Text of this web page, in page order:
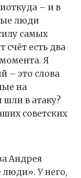
– и в
люди
самых
счёт есть два
Я
– это слова
на
в атаку?
советских
Андрея
У него,